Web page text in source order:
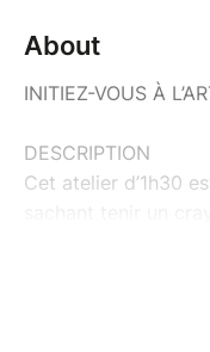
About
INITIEZ-VOUS À
DESCRIPTION
Cet atelier d’1h30
sachant tenir un